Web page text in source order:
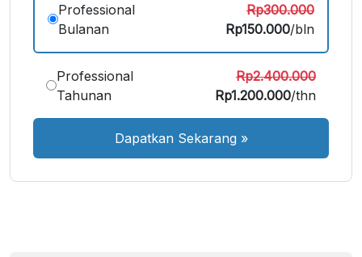
Professional
Bulanan
Rp300.000
Rp150.000/bln
Professional
Tahunan
Rp2.400.000
Rp1.200.000/thn
Dapatkan Sekarang »